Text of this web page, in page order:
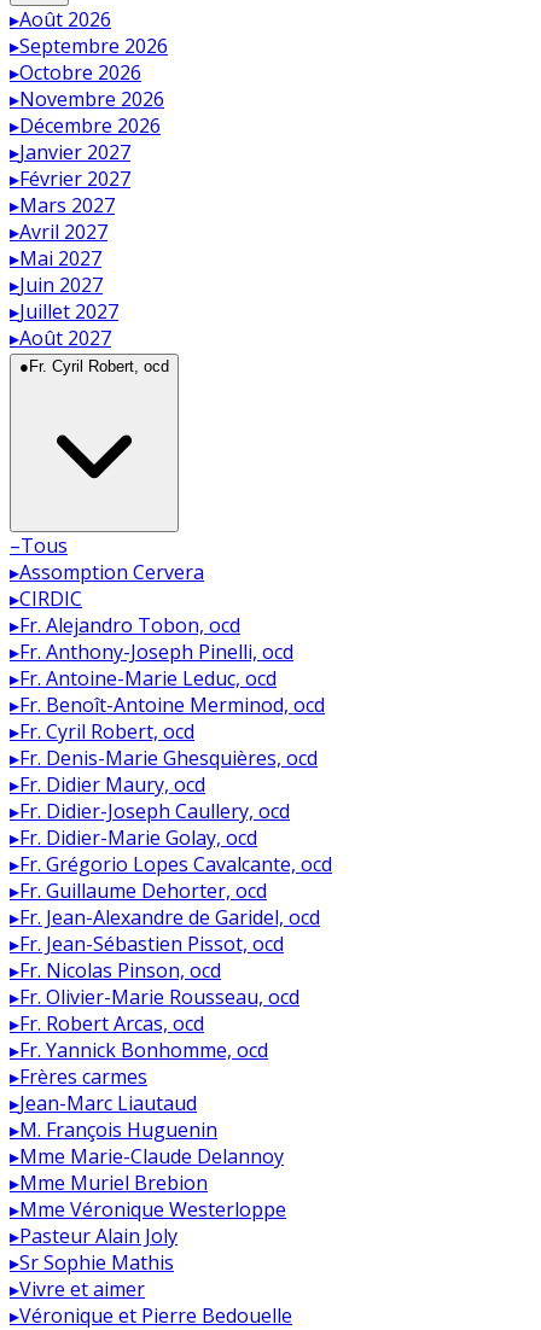
▸Août 2026
▸Septembre 2026
▸Octobre 2026
▸Novembre 2026
▸Décembre 2026
▸Janvier 2027
▸Février 2027
▸Mars 2027
▸Avril 2027
▸Mai 2027
▸Juin 2027
▸Juillet 2027
▸Août 2027
● Fr. Cyril Robert, ocd
–Tous
▸Assomption Cervera
▸CIRDIC
▸Fr. Alejandro Tobon, ocd
▸Fr. Anthony-Joseph Pinelli, ocd
▸Fr. Antoine-Marie Leduc, ocd
▸Fr. Benoît-Antoine Merminod, ocd
▸Fr. Cyril Robert, ocd
▸Fr. Denis-Marie Ghesquières, ocd
▸Fr. Didier Maury, ocd
▸Fr. Didier-Joseph Caullery, ocd
▸Fr. Didier-Marie Golay, ocd
▸Fr. Grégorio Lopes Cavalcante, ocd
▸Fr. Guillaume Dehorter, ocd
▸Fr. Jean-Alexandre de Garidel, ocd
▸Fr. Jean-Sébastien Pissot, ocd
▸Fr. Nicolas Pinson, ocd
▸Fr. Olivier-Marie Rousseau, ocd
▸Fr. Robert Arcas, ocd
▸Fr. Yannick Bonhomme, ocd
▸Frères carmes
▸Jean-Marc Liautaud
▸M. François Huguenin
▸Mme Marie-Claude Delannoy
▸Mme Muriel Brebion
▸Mme Véronique Westerloppe
▸Pasteur Alain Joly
▸Sr Sophie Mathis
▸Vivre et aimer
▸Véronique et Pierre Bedouelle